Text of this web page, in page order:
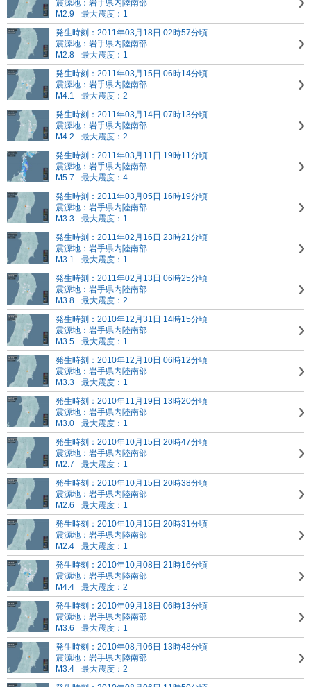
震源地：岩手県内陸南部
M2.9
最大震度：1
発生時刻：2011年03月18日 02時57分頃
震源地：岩手県内陸南部
M2.8
最大震度：1
発生時刻：2011年03月15日 06時14分頃
震源地：岩手県内陸南部
M4.1
最大震度：2
発生時刻：2011年03月14日 07時13分頃
震源地：岩手県内陸南部
M4.2
最大震度：2
発生時刻：2011年03月11日 19時11分頃
震源地：岩手県内陸南部
M5.7
最大震度：4
発生時刻：2011年03月05日 16時19分頃
震源地：岩手県内陸南部
M3.3
最大震度：1
発生時刻：2011年02月16日 23時21分頃
震源地：岩手県内陸南部
M3.1
最大震度：1
発生時刻：2011年02月13日 06時25分頃
震源地：岩手県内陸南部
M3.8
最大震度：2
発生時刻：2010年12月31日 14時15分頃
震源地：岩手県内陸南部
M3.5
最大震度：1
発生時刻：2010年12月10日 06時12分頃
震源地：岩手県内陸南部
M3.3
最大震度：1
発生時刻：2010年11月19日 13時20分頃
震源地：岩手県内陸南部
M3.0
最大震度：1
発生時刻：2010年10月15日 20時47分頃
震源地：岩手県内陸南部
M2.7
最大震度：1
発生時刻：2010年10月15日 20時38分頃
震源地：岩手県内陸南部
M2.6
最大震度：1
発生時刻：2010年10月15日 20時31分頃
震源地：岩手県内陸南部
M2.4
最大震度：1
発生時刻：2010年10月08日 21時16分頃
震源地：岩手県内陸南部
M4.4
最大震度：2
発生時刻：2010年09月18日 06時13分頃
震源地：岩手県内陸南部
M3.6
最大震度：1
発生時刻：2010年08月06日 13時48分頃
震源地：岩手県内陸南部
M3.4
最大震度：2